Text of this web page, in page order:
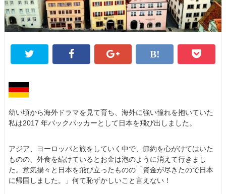
幼い頃から海外ドラマを見て育ち、海外に強い憧れを抱いていた
私は2017 年バックパッカーとして日本を飛び出しました。
アジア、ヨーロッパと旅をしていく中で、節約を心がけてはいた
ものの、外食を続けているとお金は泡のように消えて行きまし
た。意気揚々と日本を飛び立ったものの「資金が尽きたので日本
に帰国しました。」何て恥ずかしいこと言えない！